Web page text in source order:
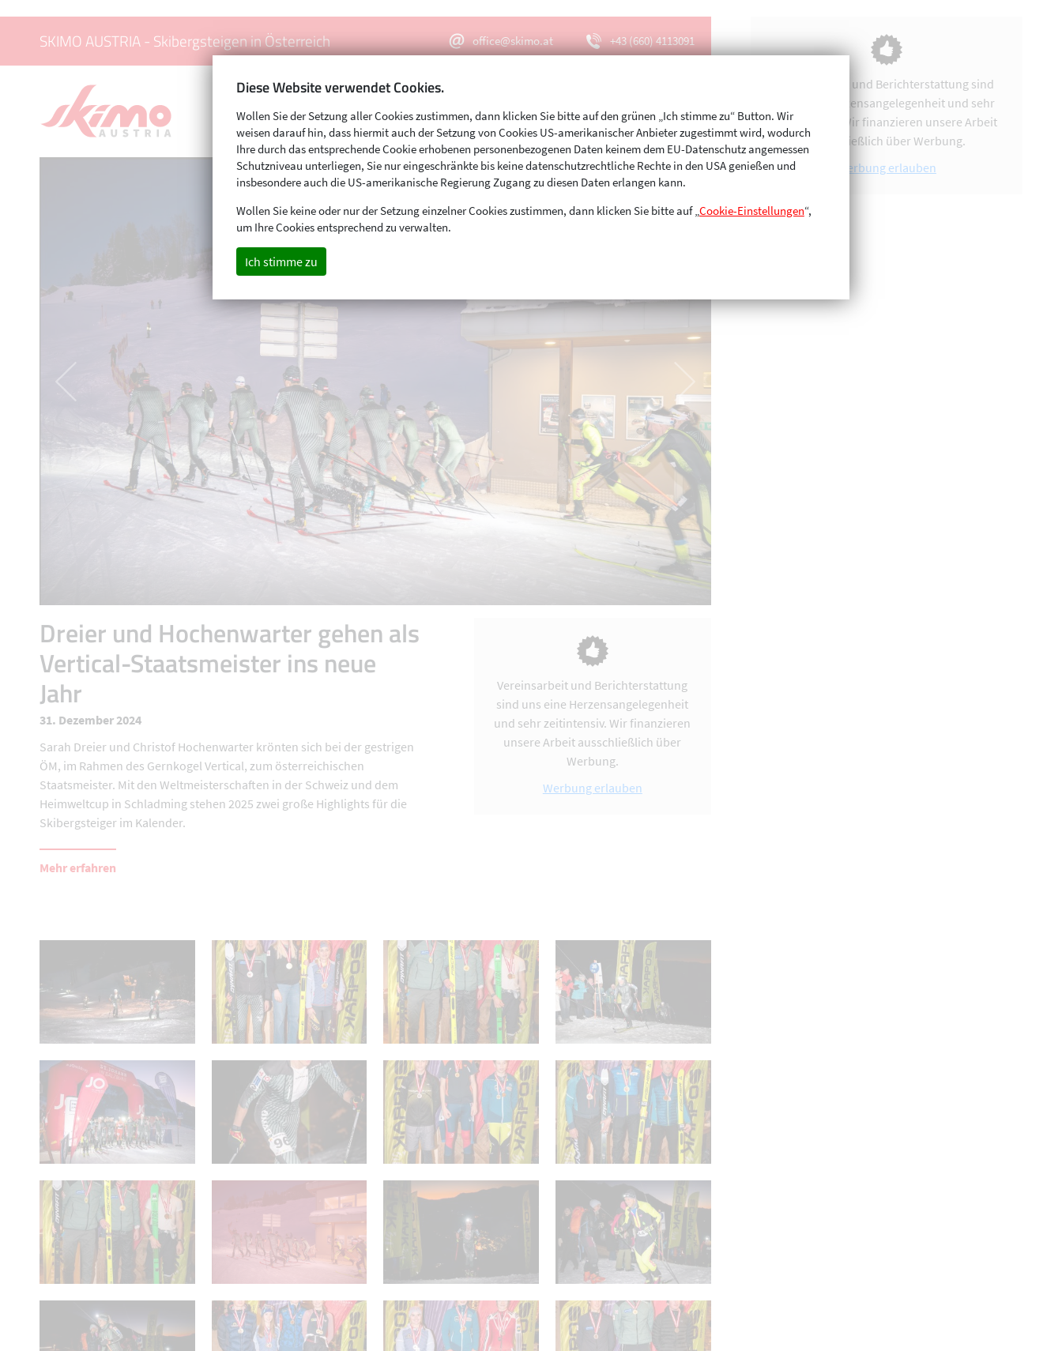
SKIMO AUSTRIA - Skibergsteigen in Österreich office@skimo.at +43 (660) 4113091
Menu
Dreier und Hochenwarter gehen als
Vertical-Staatsmeister ins neue
Jahr
31. Dezember 2024
Sarah Dreier und Christof Hochenwarter krönten sich bei der gestrigen
ÖM, im Rahmen des Gernkogel Vertical, zum österreichischen
Staatsmeister. Mit den Weltmeisterschaften in der Schweiz und dem
Heimweltcup in Schladming stehen 2025 zwei große Highlights für die
Skibergsteiger im Kalender.
Mehr erfahren
Vereinsarbeit und Berichterstattung
sind uns eine Herzensangelegenheit
und sehr zeitintensiv. Wir finanzieren
unsere Arbeit ausschließlich über
Werbung.
Werbung erlauben
Vereinsarbeit und Berichterstattung sind
uns eine Herzensangelegenheit und sehr
zeitintensiv. Wir finanzieren unsere Arbeit
ausschließlich über Werbung.
Werbung erlauben
Diese Website verwendet Cookies.
Wollen Sie der Setzung aller Cookies zustimmen, dann klicken Sie bitte auf den grünen „Ich stimme zu“ Button. Wir
weisen darauf hin, dass hiermit auch der Setzung von Cookies US-amerikanischer Anbieter zugestimmt wird, wodurch
Ihre durch das entsprechende Cookie erhobenen personenbezogenen Daten keinem dem EU-Datenschutz angemessen
Schutzniveau unterliegen, Sie nur eingeschränkte bis keine datenschutzrechtliche Rechte in den USA genießen und
insbesondere auch die US-amerikanische Regierung Zugang zu diesen Daten erlangen kann.
Wollen Sie keine oder nur der Setzung einzelner Cookies zustimmen, dann klicken Sie bitte auf „Cookie-Einstellungen“,
um Ihre Cookies entsprechend zu verwalten.
Ich stimme zu